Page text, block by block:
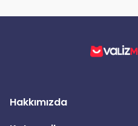
Hakkımızda